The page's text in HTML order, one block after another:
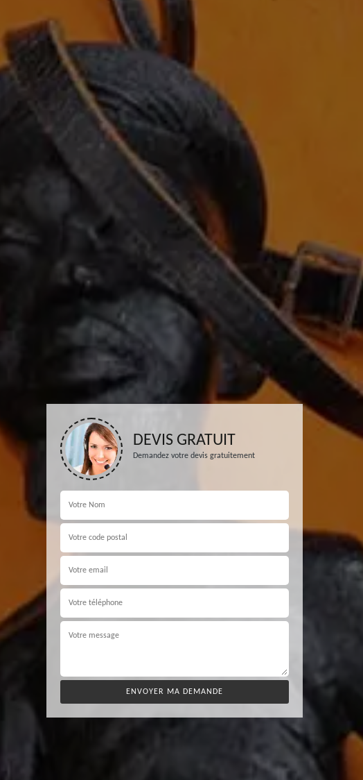
DEVIS GRATUIT
Demandez votre devis gratuitement